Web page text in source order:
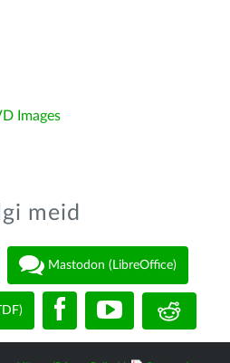
Images
meid
Mastodon (LibreOffice)